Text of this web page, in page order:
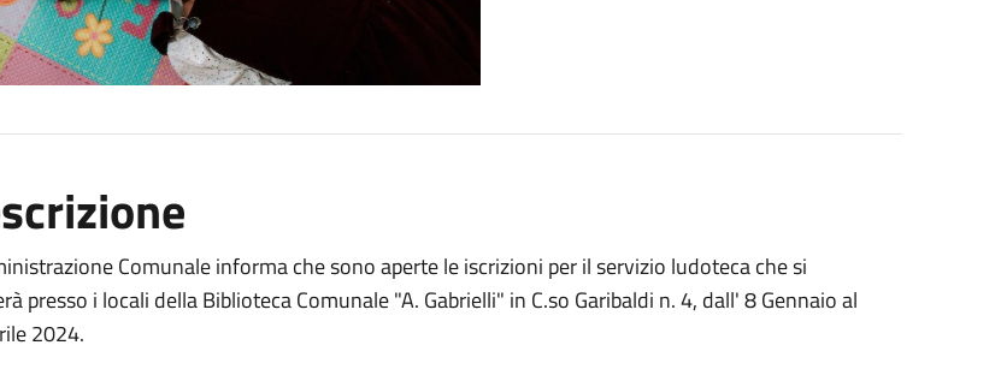
Comunale informa che sono aperte le iscrizioni per il servizio ludoteca che si
presso i locali della Biblioteca Comunale "A. Gabrielli" in C.so Garibaldi n. 4, dall' 8 Gennaio al
2024.